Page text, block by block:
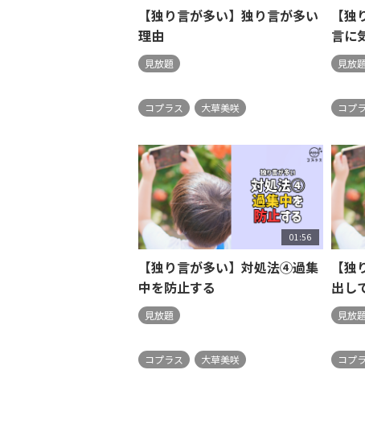
【独り言が多い】独り言が多い
理由
見放題
コプラス 大草美咲
【
言に
見放題
コプ
01:56
【独り言が多い】対処法④過集
中を防止する
見放題
コプラス 大草美咲
【
出し
見放題
コプ